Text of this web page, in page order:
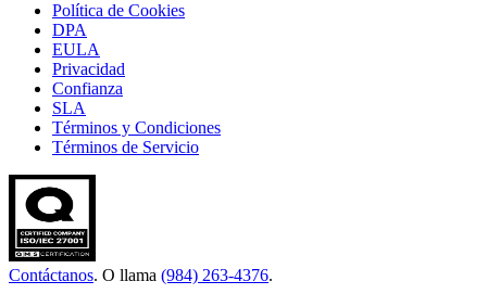
Política de Cookies
DPA
EULA
Privacidad
Confianza
SLA
Términos y Condiciones
Términos de Servicio
Contáctanos. O llama (984) 263-4376.